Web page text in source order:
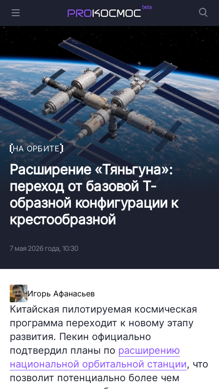
НА ОРБИТЕ
Расширение «Тяньгуна»:
переход от базовой Т-
образной конфигурации к
крестообразной
7 мая 2026 года, 10:30
Игорь Афанасьев
Китайская пилотируемая космическая
программа переходит к новому этапу
развития. Пекин официально
подтвердил планы по расширению
национальной орбитальной станции, что
позволит потенциально более чем